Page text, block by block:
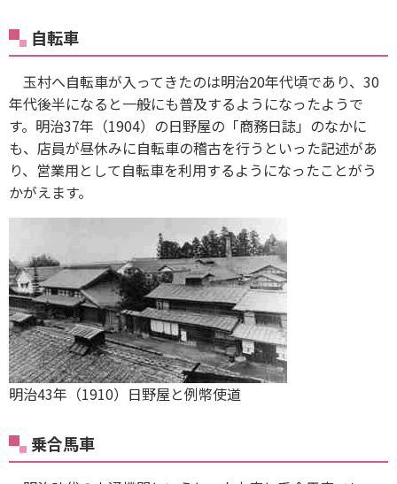
自転車
玉村へ自転車が入ってきたのは明治20年代頃であり、30
年代後半になると一般にも普及するようになったようで
す。明治37年（1904）の日野屋の「商務日誌」のなかに
も、店員が昼休みに自転車の稽古を行うといった記述があ
り、営業用として自転車を利用するようになったことがう
かがえます。
明治43年（1910）日野屋と例幣使道
乗合馬車